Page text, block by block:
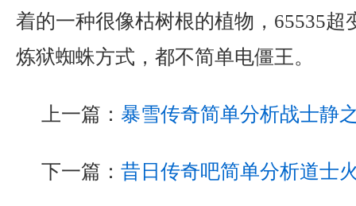
着的一种很像枯树根的植物，65535
炼狱蜘蛛方式，都不简单电僵王。
上一篇： 暴雪传奇简单分析战士静
下一篇： 昔日传奇吧简单分析道士